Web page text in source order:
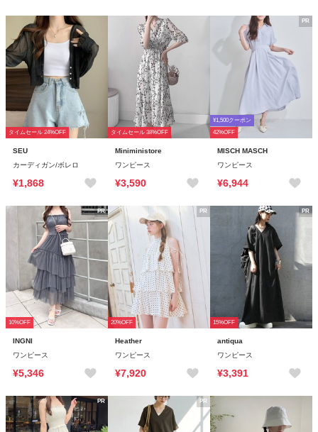
タイムセール 24%OFF
SEU
カーディガン/ボレロ
¥1,868
タイムセール 38%OFF
Miniministore
ワンピース
¥3,590
PR
¥1,500クーポン
42%OFF
MISCH MASCH
ワンピース
¥6,944
PR
10%OFF
INGNI
ワンピース
¥5,346
PR
20%OFF
Heather
ワンピース
¥7,920
PR
15%OFF
antiqua
ワンピース
¥3,391
PR PR